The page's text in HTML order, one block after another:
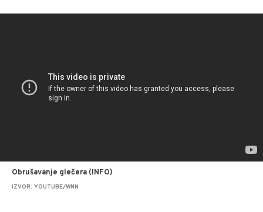
Obrušavanje glečera (INFO)
IZVOR: YOUTUBE/WNN